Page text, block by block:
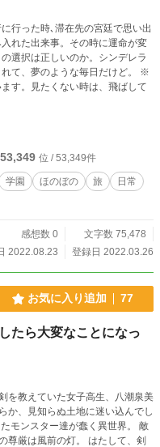
行った時､滞在先の宮廷で思い出
れた出来事。その時に運命が変
選択は正しいのか。シンデレラ
て、夢のような毎日だけど。 ※
す。見たくない時は、飛ばして
53,349 位 / 53,349件
学園 ほのぼの 旅
日常
感想数 0
文字数 75,478
2022.08.23
登録日 2022.03.26
お気に入り追加 77
たら大変なことになっ
を教えていた女子高生、八潮泉美
か、見知らぬ土地に迷い込んでし
モンスター達が蠢く異世界。 敵
尊厳は風前の灯。 はたして、剣